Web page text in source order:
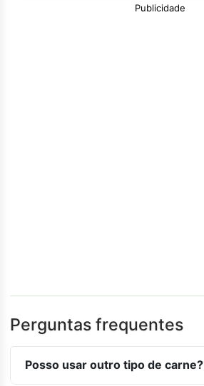
Publicidade
Perguntas frequentes
Posso usar outro tipo de carne?